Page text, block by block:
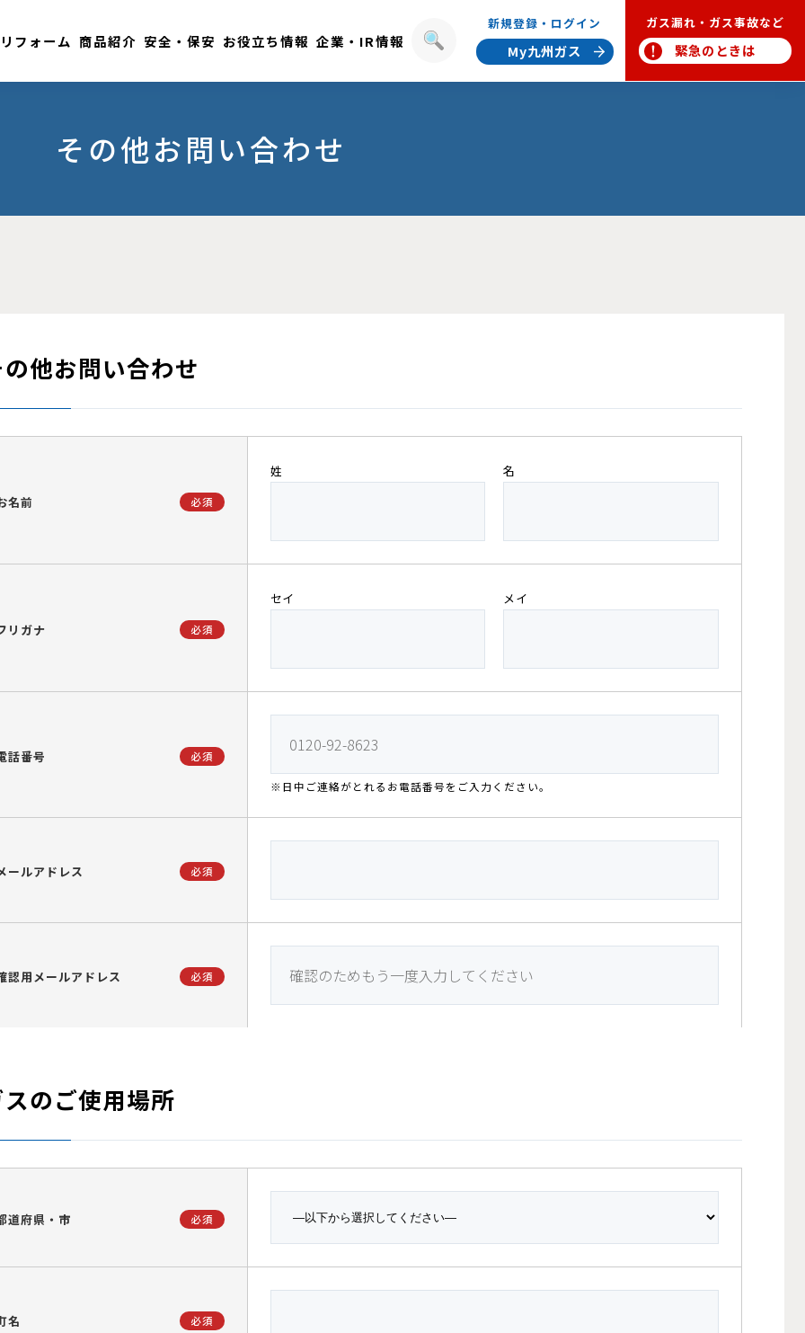
リフォーム 商品紹介 安全・保安 お役立ち情報 企業・IR情報
新規登録・ログイン
My九州ガス
ガス漏れ・ガス事故など
緊急のときは
その他お問い合わせ
他お問い合わせ
名前 必須
姓 名
リガナ 必須
セイ メイ
話番号 必須
※日中ご連絡がとれるお電話番号をご入力ください。
ールアドレス 必須
認用メールアドレス 必須
のご使用場所
道府県・市 必須
名 必須